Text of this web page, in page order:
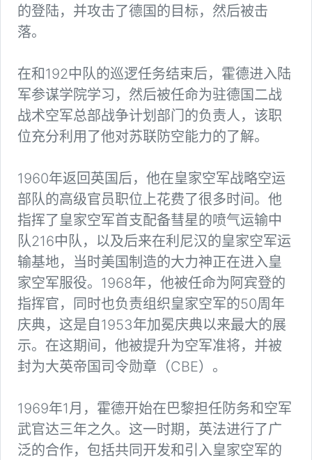
的登陆，并攻击了德国的目标，然后被击
落。
在和192中队的巡逻任务结束后，霍德进入陆
军参谋学院学习，然后被任命为驻德国二战
战术空军总部战争计划部门的负责人，该职
位充分利用了他对苏联防空能力的了解。
1960年返回英国后，他在皇家空军战略空运
部队的高级官员职位上花费了很多时间。他
指挥了皇家空军首支配备彗星的喷气运输中
队216中队，以及后来在利尼汉的皇家空军运
输基地，当时美国制造的大力神正在进入皇
家空军服役。1968年，他被任命为阿宾登的
指挥官，同时也负责组织皇家空军的50周年
庆典，这是自1953年加冕庆典以来最大的展
示。在这期间，他被提升为空军准将，并被
封为大英帝国司令勋章（CBE）。
1969年1月，霍德开始在巴黎担任防务和空军
武官达三年之久。这一时期，英法进行了广
泛的合作，包括共同开发和引入皇家空军的